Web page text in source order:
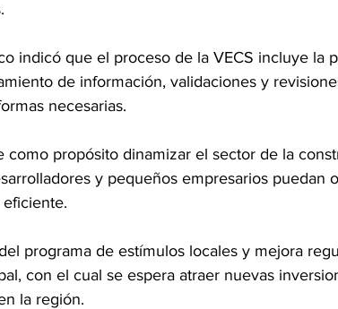
indicó que el proceso de la VECS incluye la
de información, validaciones y
necesarias.
propósito dinamizar el sector de la
y pequeños empresarios puedan
programa de estímulos locales y mejora
con el cual se espera atraer nuevas
la región.